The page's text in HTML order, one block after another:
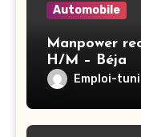
Automobile
Manpower
H/M – Béja
Emploi-